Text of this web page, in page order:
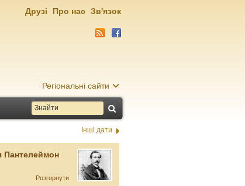
Регіональні сайти
Друзі Про нас Зв'язок
Інші дати
Пантелеймон
Розгорнути